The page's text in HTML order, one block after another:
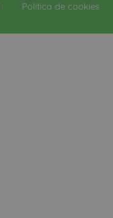
Política de cookies